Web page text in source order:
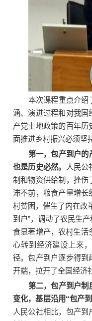
本次课程重点介绍
涵、演进过程和对我国
产党土地政策的百年
面推进乡村振兴必须坚
第一，包产到户的
也是历史必然。 人民公
制和物资供给制，挫伤
滞不前，粮食产量增长
村贫困，催生了内在改
到户”，调动了农民生
食显著增产，农村生活
心转到经济建设上来
径。包产到户逐步得到
开端，拉开了全国经济
第二，包产到户制
变化，基层沿用“包产
人民公社相比，包产